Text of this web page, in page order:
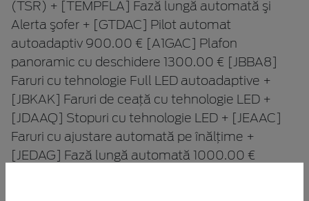
(TSR) + [TEMPFLA] Fază lungă automată şi
Alerta şofer + [GTDAC] Pilot automat
autoadaptiv 900.00 € [A1GAC] Plafon
panoramic cu deschidere 1300.00 € [JBBA8]
Faruri cu tehnologie Full LED autoadaptive +
[JBKAK] Faruri de ceaţă cu tehnologie LED +
[JDAAQ] Stopuri cu tehnologie LED + [JEAAC]
Faruri cu ajustare automată pe înălţime +
[JEDAG] Fază lungă automată 1000.00 €